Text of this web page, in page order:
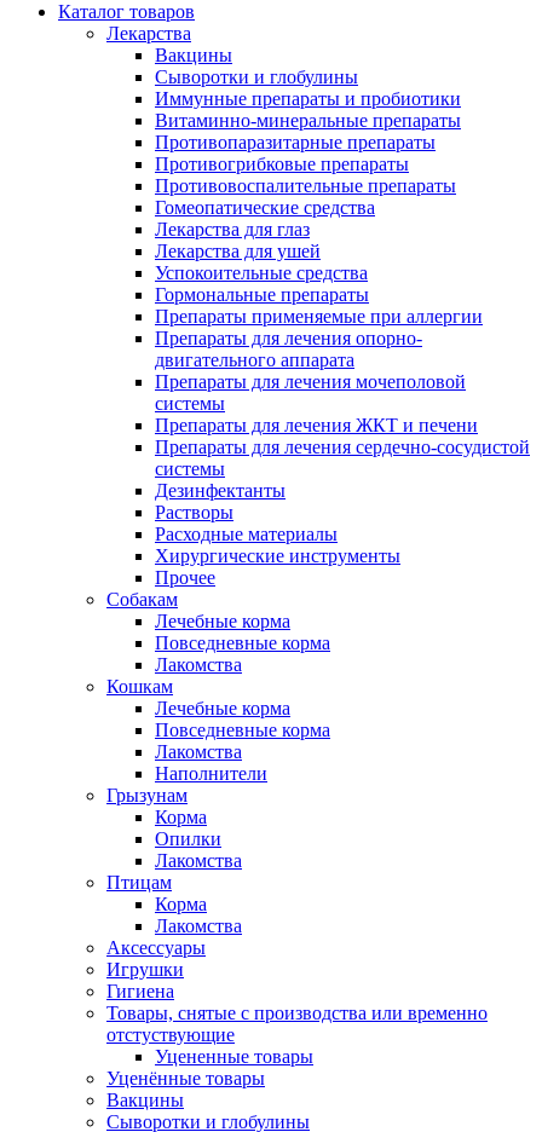
Каталог товаров
Лекарства
Вакцины
Сыворотки и глобулины
Иммунные препараты и пробиотики
Витаминно-минеральные препараты
Противопаразитарные препараты
Противогрибковые препараты
Противовоспалительные препараты
Гомеопатические средства
Лекарства для глаз
Лекарства для ушей
Успокоительные средства
Гормональные препараты
Препараты применяемые при аллергии
Препараты для лечения опорно-
двигательного аппарата
Препараты для лечения мочеполовой
системы
Препараты для лечения ЖКТ и печени
Препараты для лечения сердечно-сосудистой
системы
Дезинфектанты
Растворы
Расходные материалы
Хирургические инструменты
Прочее
Собакам
Лечебные корма
Повседневные корма
Лакомства
Кошкам
Лечебные корма
Повседневные корма
Лакомства
Наполнители
Грызунам
Корма
Опилки
Лакомства
Птицам
Корма
Лакомства
Аксессуары
Игрушки
Гигиена
Товары, снятые с производства или временно
отстуствующие
Уцененные товары
Уценённые товары
Вакцины
Сыворотки и глобулины